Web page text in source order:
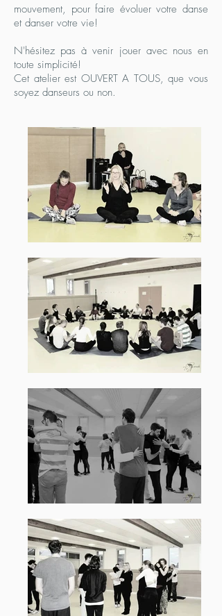
mouvement, pour faire évoluer votre danse
et danser votre vie!
N'hésitez pas à venir jouer avec nous en
toute simplicité!
Cet atelier est OUVERT A TOUS, que vous
soyez danseurs ou non.